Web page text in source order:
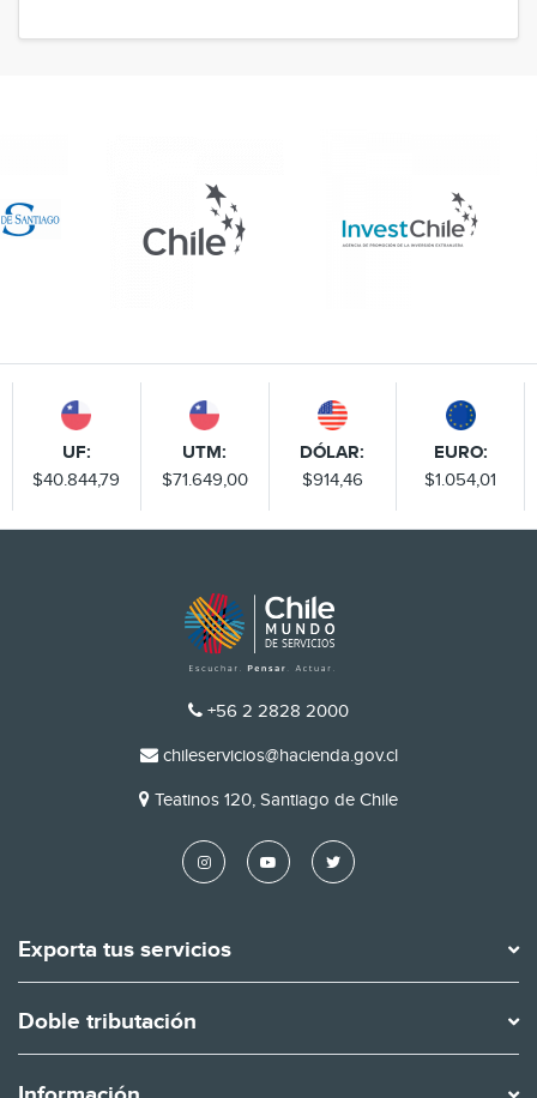
UF:
$40.844,79
UTM:
$71.649,00
DÓLAR:
$914,46
EURO:
$1.054,01
TELÉFONO
+56 2 2828 2000
EMAIL
chileservicios@hacienda.gov.cl
DIRECCIÓN
Teatinos 120, Santiago de Chile
Exporta tus servicios
Doble tributación